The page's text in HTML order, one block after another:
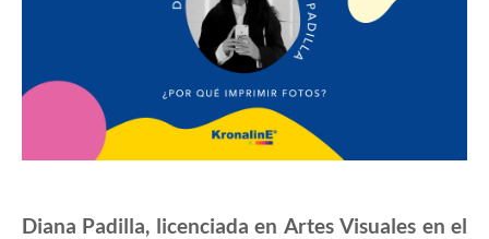
Diana Padilla, licenciada en Artes Visuales en el